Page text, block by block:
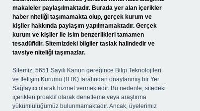
makaleler paylaşılmaktadır. Burada yer alan içerikler
haber niteliği taşımamakta olup, gerçek kurum ve
kişiler hakkında paylaşım yapılmamaktadır. Gerçek
kurum ve kişiler ile isim benzerlikleri tamamen
tesadüfidir. Sitemizdeki bilgiler taslak halindedir ve
tavsiye niteliği taşımazlar.
Sitemiz, 5651 Sayılı Kanun gereğince Bilgi Teknolojileri
ve İletişim Kurumu (BTK) tarafından onaylanmış bir Yer
Sağlayıcı olarak hizmet vermektedir. Bu nedenle, sitedeki
içerikleri proaktif olarak denetleme veya araştırma
yükümlülüğümüz bulunmamaktadır. Ancak, üyelerimiz